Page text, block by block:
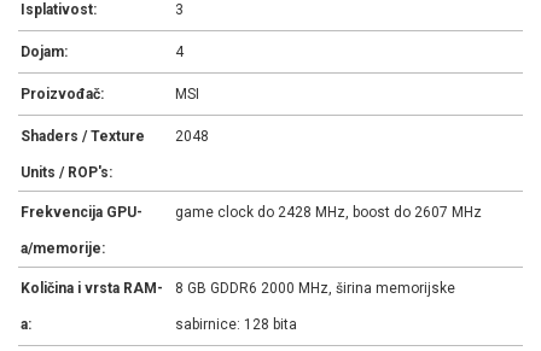
Isplativost: 3
Dojam: 4
Proizvođač: MSI
Shaders / Texture
Units / ROP's:
2048
Frekvencija GPU-
a/memorije:
game clock do 2428 MHz, boost do 2607 MHz
Količina i vrsta RAM-
a:
8 GB GDDR6 2000 MHz, širina memorijske
sabirnice: 128 bita